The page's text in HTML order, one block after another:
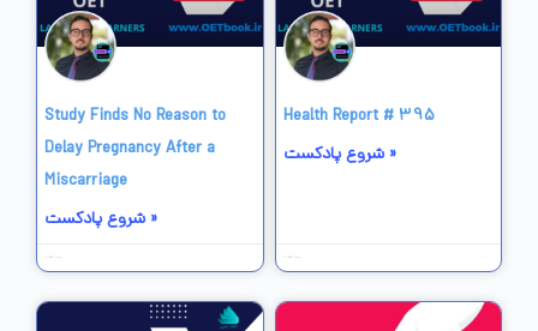
Study Finds No Reason to
Delay Pregnancy After a
Miscarriage
شروع پادکست »
18 خرداد 1403
Health Report # 395
شروع پادکست »
16 خرداد 1403